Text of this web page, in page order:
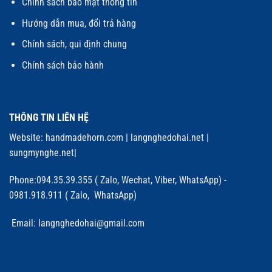
Hướng dẫn mua, đổi trả hàng
Chính sách, qui định chung
Chính sách bảo hành
THÔNG TIN LIÊN HỆ
Website: handmadehorn.com | langnghedohai.net |
sungmynghe.net|
Phone:094.35.39.355 ( Zalo, Wechat, Viber, WhatsApp) -
0981.918.911 ( Zalo, WhatsApp)
Email: langnghedohai@gmail.com